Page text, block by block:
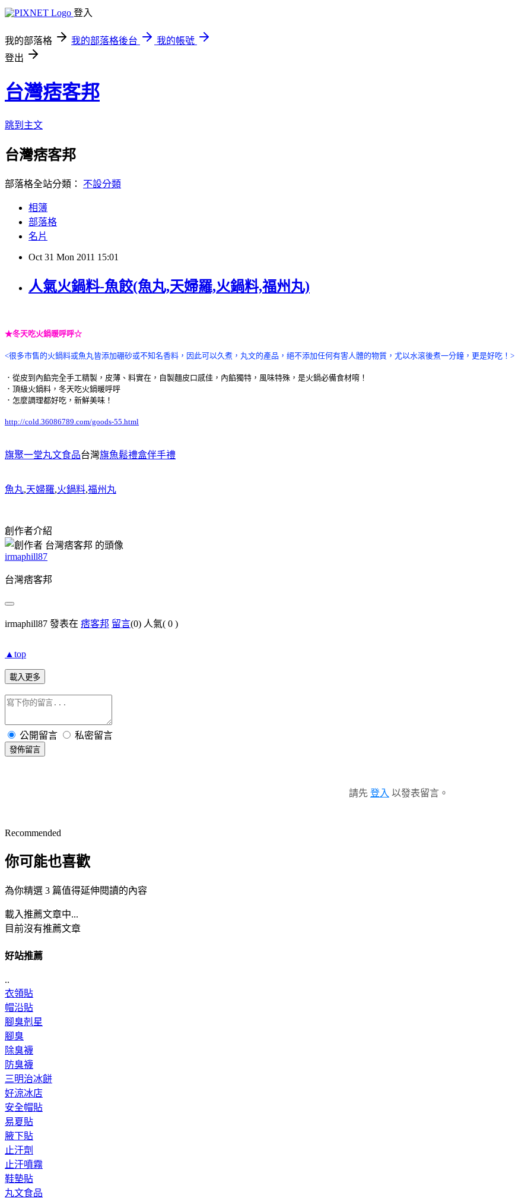
登入
我的部落格 我的部落格後台
我的帳號
登出
台灣痞客邦
跳到主文
台灣痞客邦
部落格全站分類： 不設分類
相簿
部落格
名片
Oct 31 Mon 2011 15:01
人氣火鍋料-魚餃(魚丸,天婦羅,火鍋料,福州丸)
★冬天吃火鍋暖呼呼☆
<很多市售的火鍋料或魚丸皆添加硼砂或不知名香料，因此可以久煮，丸文的產品，絕不添加任何有害人體的物質，尤以水滾後煮一分鐘，更是好吃！>
．從皮到內餡完全手工精製，皮薄、料實在，自製麵皮口感佳，內餡獨特，風味特殊，是火鍋必備食材唷！
．頂級火鍋料，冬天吃火鍋暖呼呼
．怎麼調理都好吃，新鮮美味！
http://cold.36086789.com/goods-55.html
旗聚一堂丸文食品台灣旗魚鬆禮盒伴手禮
魚丸,天婦羅,火鍋料,福州丸
創作者介紹
irmaphill87
台灣痞客邦
irmaphill87 發表在 痞客邦 留言(0) 人氣( 0 )
▲top
載入更多
公開留言 私密留言
發佈留言
請先 登入 以發表留言。
Recommended
你可能也喜歡
為你精選 3 篇值得延伸閱讀的內容
載入推薦文章中...
目前沒有推薦文章
好站推薦
..
衣領貼
帽沿貼
腳臭剋星
腳臭
除臭襪
防臭襪
三明治冰餅
好涼冰店
安全帽貼
易夏貼
腋下貼
止汗劑
止汗噴霧
鞋墊貼
丸文食品